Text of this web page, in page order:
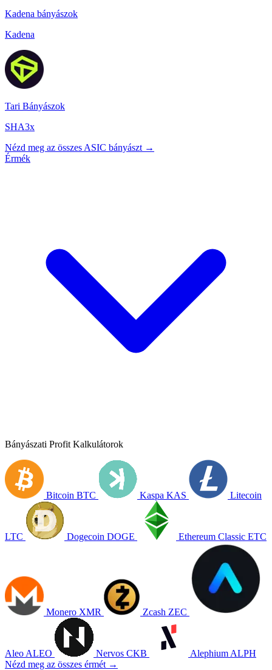
Kadena bányászok
Kadena
Tari Bányászok
SHA3x
Nézd meg az összes ASIC bányászt →
Érmék
Bányászati Profit Kalkulátorok
Bitcoin BTC Kaspa KAS Litecoin
LTC Dogecoin DOGE Ethereum Classic ETC
Monero XMR Zcash ZEC
Aleo ALEO Nervos CKB Alephium ALPH
Nézd meg az összes érmét →